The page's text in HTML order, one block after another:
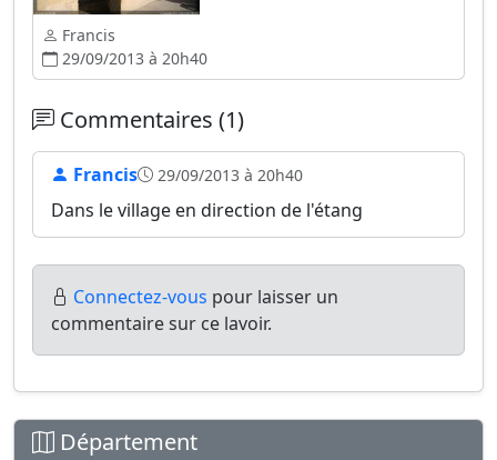
Francis
29/09/2013 à 20h40
Commentaires (1)
Francis 29/09/2013 à 20h40
Dans le village en direction de l'étang
Connectez-vous pour laisser un
commentaire sur ce lavoir.
Département